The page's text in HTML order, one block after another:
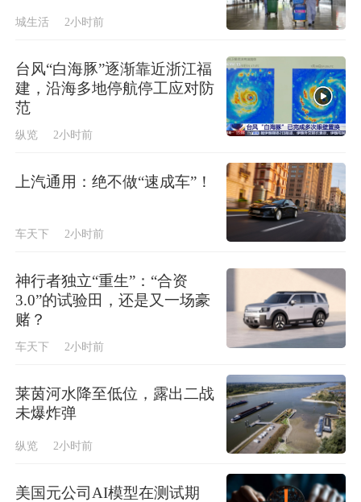
城生活 2小时前
台风“白海豚”逐渐靠近浙江福
建，沿海多地停航停工应对防
范
纵览 2小时前
上汽通用：绝不做“速成车”！
车天下 2小时前
神行者独立“重生”：“合资
3.0”的试验田，还是又一场豪
赌？
车天下 2小时前
莱茵河水降至低位，露出二战
未爆炸弹
纵览 2小时前
美国元公司AI模型在测试期